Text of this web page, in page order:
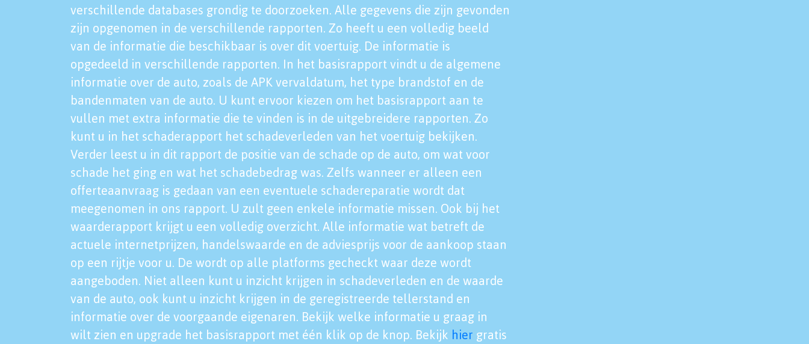
verschillende databases grondig te doorzoeken. Alle gegevens die zijn gevonden
zijn opgenomen in de verschillende rapporten. Zo heeft u een volledig beeld
van de informatie die beschikbaar is over dit voertuig. De informatie is
opgedeeld in verschillende rapporten. In het basisrapport vindt u de algemene
informatie over de auto, zoals de APK vervaldatum, het type brandstof en de
bandenmaten van de auto. U kunt ervoor kiezen om het basisrapport aan te
vullen met extra informatie die te vinden is in de uitgebreidere rapporten. Zo
kunt u in het schaderapport het schadeverleden van het voertuig bekijken.
Verder leest u in dit rapport de positie van de schade op de auto, om wat voor
schade het ging en wat het schadebedrag was. Zelfs wanneer er alleen een
offerteaanvraag is gedaan van een eventuele schadereparatie wordt dat
meegenomen in ons rapport. U zult geen enkele informatie missen. Ook bij het
waarderapport krijgt u een volledig overzicht. Alle informatie wat betreft de
actuele internetprijzen, handelswaarde en de adviesprijs voor de aankoop staan
op een rijtje voor u. De wordt op alle platforms gecheckt waar deze wordt
aangeboden. Niet alleen kunt u inzicht krijgen in schadeverleden en de waarde
van de auto, ook kunt u inzicht krijgen in de geregistreerde tellerstand en
informatie over de voorgaande eigenaren. Bekijk welke informatie u graag in
wilt zien en upgrade het basisrapport met één klik op de knop. Bekijk hier gratis